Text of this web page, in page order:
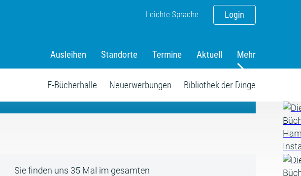
Login
Leichte Sprache
Ausleihen Standorte Termine Aktuell Mehr
E-Bücherhalle Neuerwerbungen Bibliothek der Dinge
Sie finden uns 35 Mal im gesamten